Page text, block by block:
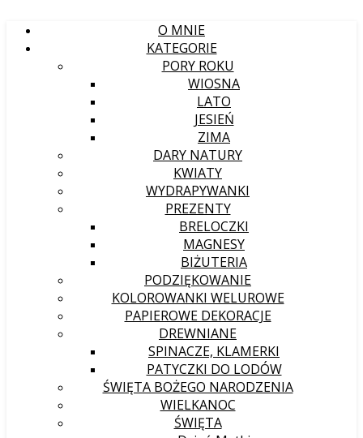
O MNIE
KATEGORIE
PORY ROKU
WIOSNA
LATO
JESIEŃ
ZIMA
DARY NATURY
KWIATY
WYDRAPYWANKI
PREZENTY
BRELOCZKI
MAGNESY
BIŻUTERIA
PODZIĘKOWANIE
KOLOROWANKI WELUROWE
PAPIEROWE DEKORACJE
DREWNIANE
SPINACZE, KLAMERKI
PATYCZKI DO LODÓW
ŚWIĘTA BOŻEGO NARODZENIA
WIELKANOC
ŚWIĘTA